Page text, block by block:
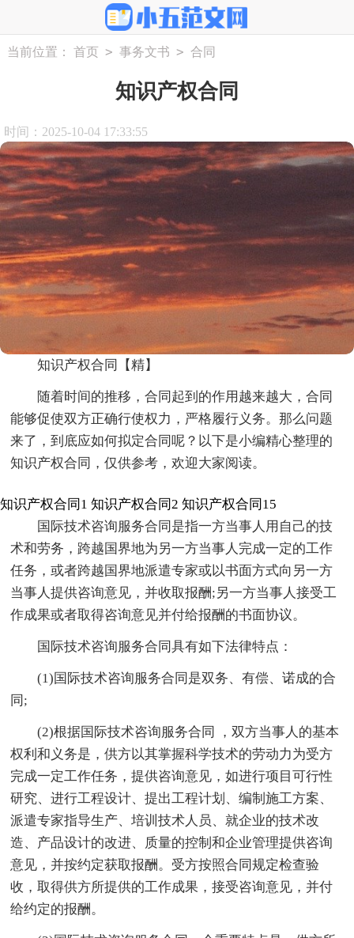
当前位置： 首页 > 事务文书 > 合同
知识产权合同
时间：2025-10-04 17:33:55
知识产权合同【精】
随着时间的推移，合同起到的作用越来越大，合同
能够促使双方正确行使权力，严格履行义务。那么问题
来了，到底应如何拟定合同呢？以下是小编精心整理的
知识产权合同，仅供参考，欢迎大家阅读。
知识产权合同1
国际技术咨询服务合同是指一方当事人用自己的技
术和劳务，跨越国界地为另一方当事人完成一定的工作
任务，或者跨越国界地派遣专家或以书面方式向另一方
当事人提供咨询意见，并收取报酬;另一方当事人接受工
作成果或者取得咨询意见并付给报酬的书面协议。
国际技术咨询服务合同具有如下法律特点：
(1)国际技术咨询服务合同是双务、有偿、诺成的合
同;
(2)根据国际技术咨询服务合同 ，双方当事人的基本
权利和义务是，供方以其掌握科学技术的劳动力为受方
完成一定工作任务，提供咨询意见，如进行项目可行性
研究、进行工程设计、提出工程计划、编制施工方案、
派遣专家指导生产、培训技术人员、就企业的技术改
造、产品设计的改进、质量的控制和企业管理提供咨询
意见，并按约定获取报酬。受方按照合同规定检查验
收，取得供方所提供的工作成果，接受咨询意见，并付
给约定的报酬。
知识产权合同2 知识产权合同15